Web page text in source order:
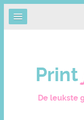
Print
De leukste